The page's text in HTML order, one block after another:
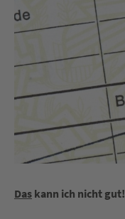
Das kann ich nicht gut!